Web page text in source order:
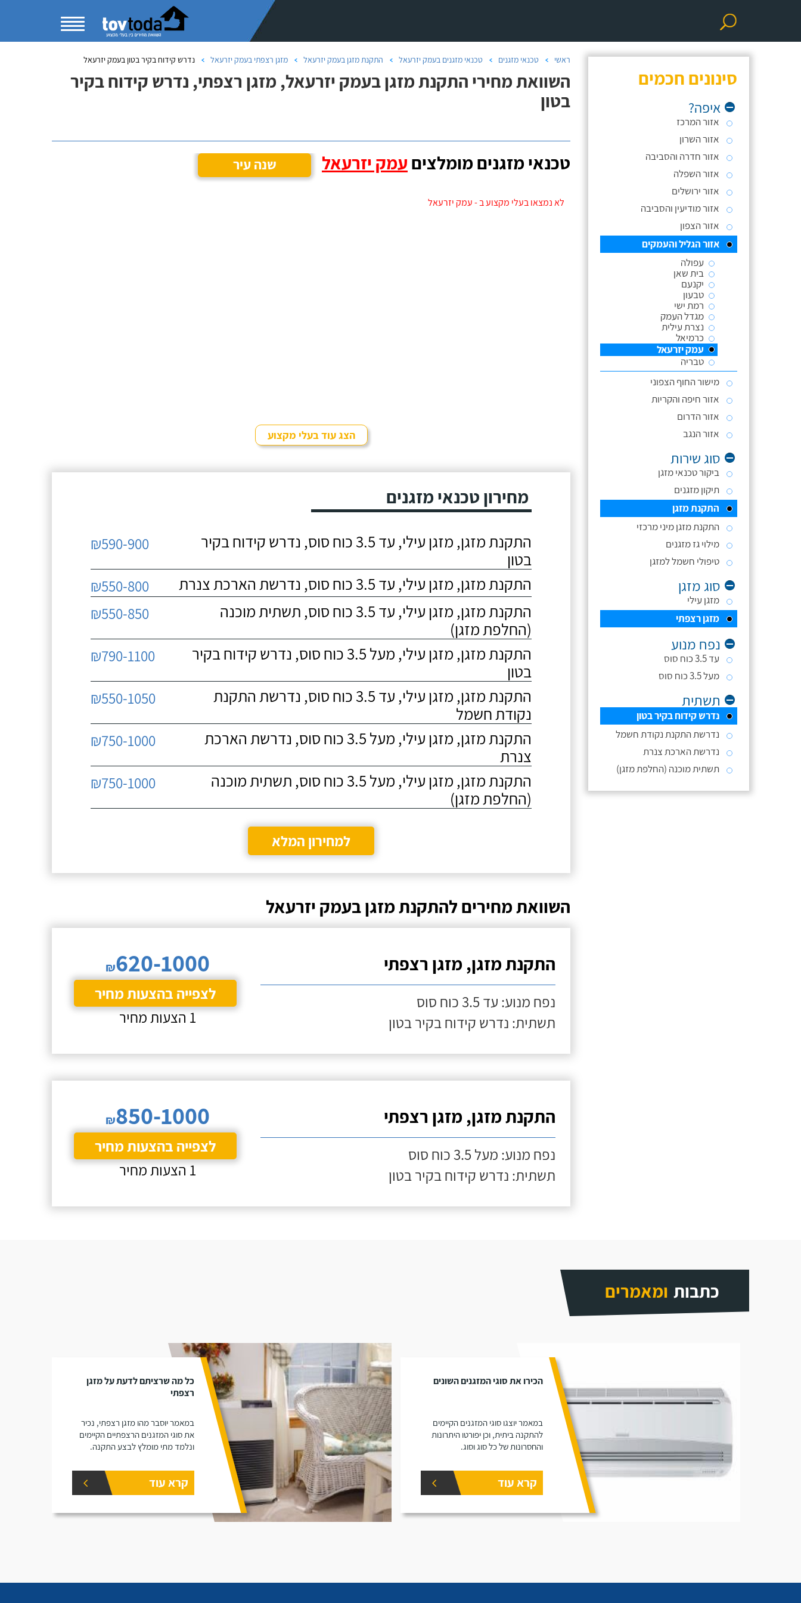
סינונים חכמים
איפה?
אזור המרכז
אזור השרון
אזור חדרה והסביבה
אזור השפלה
אזור ירושלים
אזור מודיעין והסביבה
אזור הצפון
אזור הגליל והעמקים
עפולה
בית שאן
יקנעם
טבעון
רמת ישי
מגדל העמק
נצרת עילית
כרמיאל
עמק יזרעאל
טבריה
מישור החוף הצפוני
אזור חיפה והקריות
אזור הדרום
אזור הנגב
סוג שירות
ביקור טכנאי מזגן
תיקון מזגנים
התקנת מזגן
התקנת מזגן מיני מרכזי
מילוי גז מזגנים
טיפולי חשמל למזגן
סוג מזגן
מזגן עילי
מזגן רצפתי
נפח מנוע
עד 3.5 כוח סוס
מעל 3.5 כוח סוס
תשתית
נדרש קידוח בקיר בטון
נדרשת התקנת נקודת חשמל
נדרשת הארכת צנרת
תשתית מוכנה (החלפת מזגן)
ראשי טכנאי מזגנים טכנאי מזגנים בעמק יזרעאל התקנת מזגן בעמק יזרעאל מזגן רצפתי בעמק יזרעאל נדרש קידוח בקיר בטון בעמק יזרעאל
השוואת מחירי התקנת מזגן בעמק יזרעאל, מזגן רצפתי, נדרש קידוח בקיר
בטון
טכנאי מזגנים מומלצים עמק יזרעאל שנה עיר
לא נמצאו בעלי מקצוע ב - עמק יזרעאל
הצג עוד בעלי מקצוע
מחירון טכנאי מזגנים
התקנת מזגן, מזגן עילי, עד 3.5 כוח סוס, נדרש קידוח בקיר
בטון
₪590-900
התקנת מזגן, מזגן עילי, עד 3.5 כוח סוס, נדרשת הארכת צנרת ₪550-800
התקנת מזגן, מזגן עילי, עד 3.5 כוח סוס, תשתית מוכנה
(החלפת מזגן)
₪550-850
התקנת מזגן, מזגן עילי, מעל 3.5 כוח סוס, נדרש קידוח בקיר
בטון
₪790-1100
התקנת מזגן, מזגן עילי, עד 3.5 כוח סוס, נדרשת התקנת
נקודת חשמל
₪550-1050
התקנת מזגן, מזגן עילי, מעל 3.5 כוח סוס, נדרשת הארכת
צנרת
₪750-1000
התקנת מזגן, מזגן עילי, מעל 3.5 כוח סוס, תשתית מוכנה
(החלפת מזגן)
₪750-1000
למחירון המלא
השוואת מחירים להתקנת מזגן בעמק יזרעאל
התקנת מזגן, מזגן רצפתי
נפח מנוע: עד 3.5 כוח סוס
תשתית: נדרש קידוח בקיר בטון
₪620-1000
לצפייה בהצעות מחיר
1 הצעות מחיר
התקנת מזגן, מזגן רצפתי
נפח מנוע: מעל 3.5 כוח סוס
תשתית: נדרש קידוח בקיר בטון
₪850-1000
לצפייה בהצעות מחיר
1 הצעות מחיר
כתבות ומאמרים
הכירו את סוגי המזגנים השונים
במאמר יוצגו סוגי המזגנים הקיימים
להתקנה ביתית, וכן יפורטו היתרונות
והחסרונות של כל סוג וסוג.
קרא עוד
כל מה שרציתם לדעת על מזגן
רצפתי
במאמר יוסבר מהו מזגן רצפתי, נכיר
את סוגי המזגנים הרצפתיים הקיימים
ונלמד מתי מומלץ לבצע התקנה.
קרא עוד